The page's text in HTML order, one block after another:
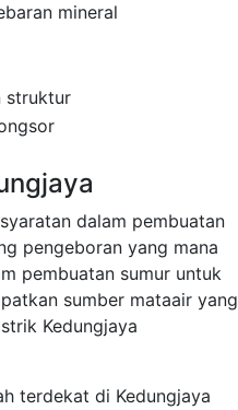
mineral
struktur
dalam pembuatan
pengeboran yang mana
pembuatan sumur untuk
sumber mataair yang
Kedungjaya
terdekat di Kedungjaya